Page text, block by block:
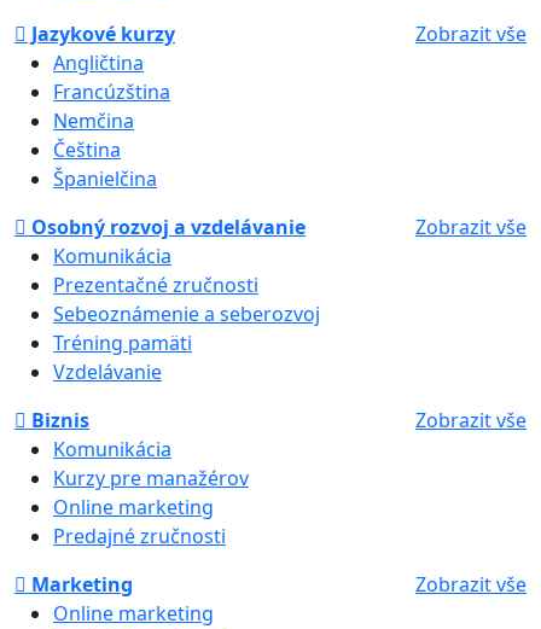
Jazykové kurzy
Zobrazit vše
Angličtina
Francúzština
Nemčina
Čeština
Španielčina
Osobný rozvoj a vzdelávanie
Zobrazit vše
Komunikácia
Prezentačné zručnosti
Sebeoznámenie a seberozvoj
Tréning pamäti
Vzdelávanie
Biznis
Zobrazit vše
Komunikácia
Kurzy pre manažérov
Online marketing
Predajné zručnosti
Marketing
Zobrazit vše
Online marketing